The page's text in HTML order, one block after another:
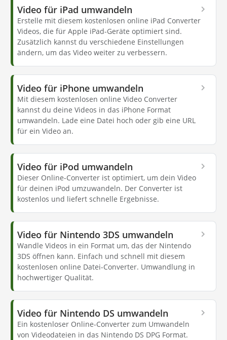
Video für iPad umwandeln
Erstelle mit diesem kostenlosen online iPad Converter
Videos, die für Apple iPad-Geräte optimiert sind.
Zusätzlich kannst du verschiedene Einstellungen
ändern, um das Video weiter zu verbessern.
Video für iPhone umwandeln
Mit diesem kostenlosen online Video Converter
kannst du deine Videos in das iPhone Format
umwandeln. Lade eine Datei hoch oder gib eine URL
für ein Video an.
Video für iPod umwandeln
Dieser Online-Converter ist optimiert, um dein Video
für deinen iPod umzuwandeln. Der Converter ist
kostenlos und liefert schnelle Ergebnisse.
Video für Nintendo 3DS umwandeln
Wandle Videos in ein Format um, das der Nintendo
3DS öffnen kann. Einfach und schnell mit diesem
kostenlosen online Datei-Converter. Umwandlung in
hochwertiger Qualität.
Video für Nintendo DS umwandeln
Ein kostenloser Online-Converter zum Umwandeln
von Videodateien in das Nintendo DS DPG Format.